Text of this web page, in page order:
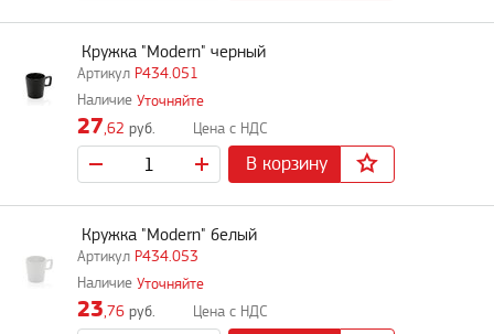
P434.051
Кружка "Modern" черный
Уточняйте
27,62 руб.
В корзину
P434.053
Кружка "Modern" белый
Уточняйте
23,76 руб.